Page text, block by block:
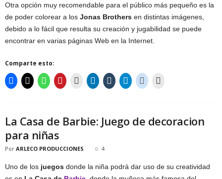
Otra opción muy recomendable para el público más pequeño es la
de poder colorear a los Jonas Brothers en distintas imágenes,
debido a lo fácil que resulta su creación y jugabilidad se puede
encontrar en varias páginas Web en la Internet.
Comparte esto:
La Casa de Barbie: Juego de decoracion
para niñas
Por ARLECO PRODUCCIONES 4
Uno de los juegos donde la niña podrá dar uso de su creatividad